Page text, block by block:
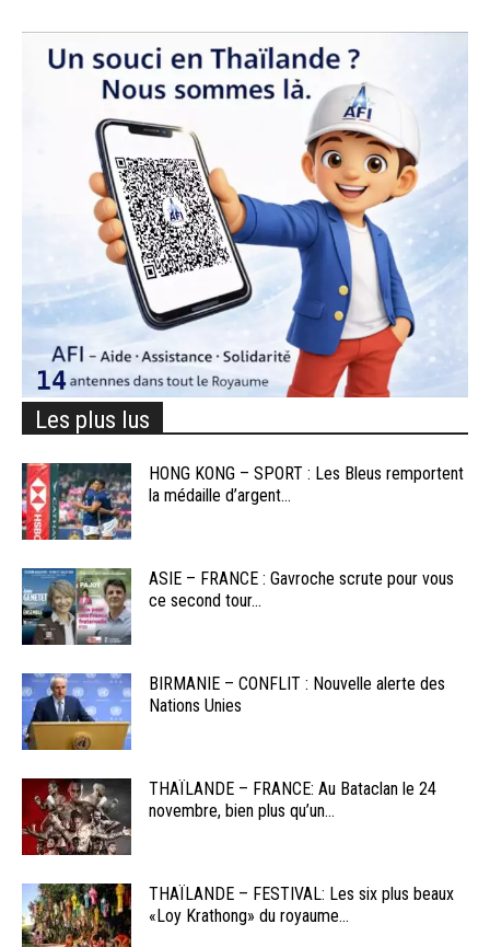
Les plus lus
HONG KONG – SPORT : Les Bleus remportent
la médaille d’argent...
ASIE – FRANCE : Gavroche scrute pour vous
ce second tour...
BIRMANIE – CONFLIT : Nouvelle alerte des
Nations Unies
THAÏLANDE – FRANCE: Au Bataclan le 24
novembre, bien plus qu’un...
THAÏLANDE – FESTIVAL: Les six plus beaux
«Loy Krathong» du royaume...